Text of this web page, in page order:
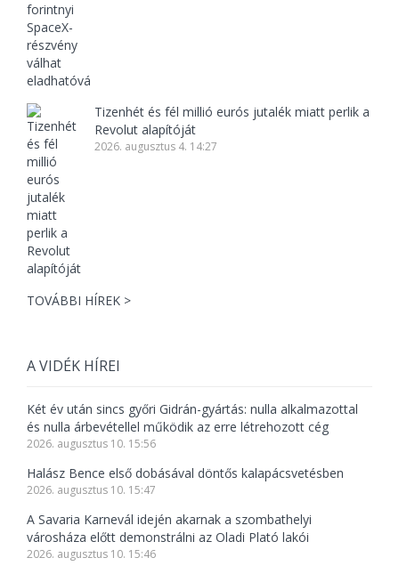
Tizenhét és fél millió eurós jutalék miatt perlik a
Revolut alapítóját
2026. augusztus 4. 14:27
TOVÁBBI HÍREK >
A VIDÉK HÍREI
Két év után sincs győri Gidrán-gyártás: nulla alkalmazottal
és nulla árbevétellel működik az erre létrehozott cég
2026. augusztus 10. 15:56
Halász Bence első dobásával döntős kalapácsvetésben
2026. augusztus 10. 15:47
A Savaria Karnevál idején akarnak a szombathelyi
városháza előtt demonstrálni az Oladi Plató lakói
2026. augusztus 10. 15:46